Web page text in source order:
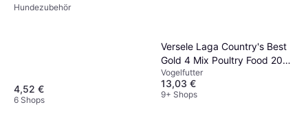
Hundezubehör
4,52 €
6 Shops
Versele Laga Country's Best
Gold 4 Mix Poultry Food 20kg
20kg
Vogelfutter
13,03 €
9+ Shops